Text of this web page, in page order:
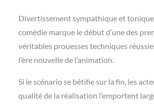
Divertissement sympathique et
comédie marque le début d’une des
véritables prouesses techniques
l’ère nouvelle de l’animation.
Si le scénario se bêtifie sur la fin, les
qualité de la réalisation l’emportent